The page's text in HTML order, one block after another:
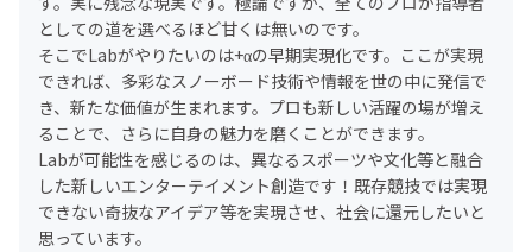
としての道を選べるほど甘くは無いのです。
そこでLabがやりたいのは+αの早期実現化です。ここが実現
できれば、多彩なスノーボード技術や情報を世の中に発信で
き、新たな価値が生まれます。プロも新しい活躍の場が増え
ることで、さらに自身の魅力を磨くことができます。
Labが可能性を感じるのは、異なるスポーツや文化等と融合
した新しいエンターテイメント創造です！既存競技では実現
できない奇抜なアイデア等を実現させ、社会に還元したいと
思っています。